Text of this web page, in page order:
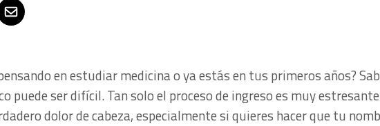
Email
en estudiar medicina o ya estás en tus primeros años?
puede ser difícil. Tan solo el proceso de ingreso es muy
dolor de cabeza, especialmente si quieres hacer que tu